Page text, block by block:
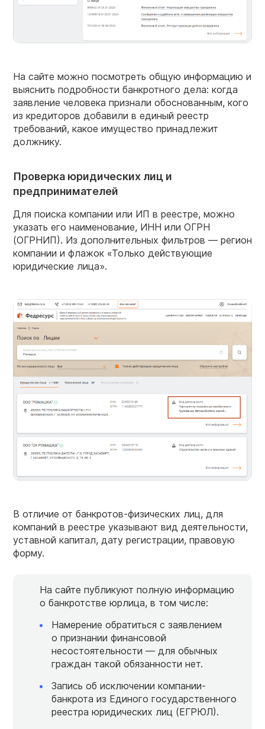
На сайте можно посмотреть общую информацию и
выяснить подробности банкротного дела: когда
заявление человека признали обоснованным, кого
из кредиторов добавили в единый реестр
требований, какое имущество принадлежит
должнику.
Проверка юридических лиц и
предпринимателей
Для поиска компании или ИП в реестре, можно
указать его наименование, ИНН или ОГРН
(ОГРНИП). Из дополнительных фильтров — регион
компании и флажок «Только действующие
юридические лица».
В отличие от банкротов-физических лиц, для
компаний в реестре указывают вид деятельности,
уставной капитал, дату регистрации, правовую
форму.
На сайте публикуют полную информацию
о банкротстве юрлица, в том числе:
Намерение обратиться с заявлением
о признании финансовой
несостоятельности — для обычных
граждан такой обязанности нет.
Запись об исключении компании-
банкрота из Единого государственного
реестра юридических лиц (ЕГРЮЛ).